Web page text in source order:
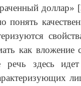
доллар»
понять
как вложение
здесь идет